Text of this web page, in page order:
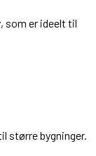
, som er ideelt til
større bygninger.